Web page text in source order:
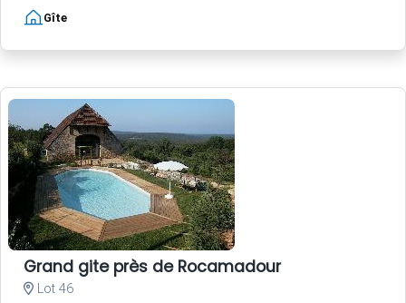
Gîte
Grand gite près de Rocamadour
Lot 46